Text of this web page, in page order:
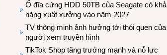
Ổ đĩa cứng HDD 50TB của Seagate có khả
năng xuất xưởng vào năm 2027
TV thông minh ảnh hưởng tới thói quen của
người xem truyền hình
TikTok Shop tăng trưởng mạnh và nỗ lực